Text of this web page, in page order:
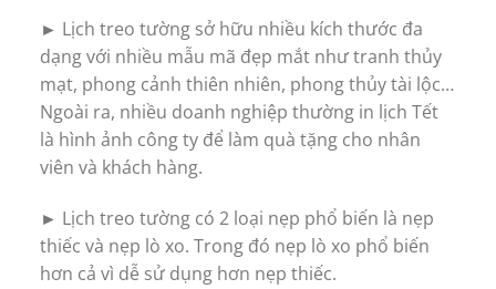
► Lịch treo tường sở hữu nhiều kích thước đa
dạng với nhiều mẫu mã đẹp mắt như tranh thủy
mạt, phong cảnh thiên nhiên, phong thủy tài lộc…
Ngoài ra, nhiều doanh nghiệp thường in lịch Tết
là hình ảnh công ty để làm quà tặng cho nhân
viên và khách hàng.
► Lịch treo tường có 2 loại nẹp phổ biến là nẹp
thiếc và nẹp lò xo. Trong đó nẹp lò xo phổ biến
hơn cả vì dễ sử dụng hơn nẹp thiếc.